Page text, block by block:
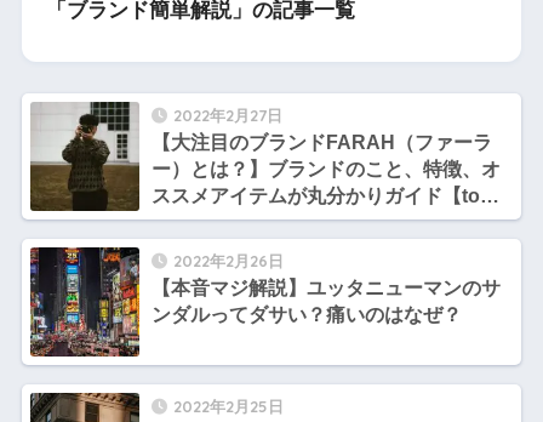
「ブランド簡単解説」の記事一覧
2022年2月27日
【大注目のブランドFARAH（ファーラ
ー）とは？】ブランドのこと、特徴、オ
ススメアイテムが丸分かりガイド【tomo
のファッション勉強部屋】
2022年2月26日
【本音マジ解説】ユッタニューマンのサ
ンダルってダサい？痛いのはなぜ？
2022年2月25日